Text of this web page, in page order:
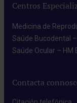
Centros
Medicina de
Saúde Bucodental
Saúde Ocular – HM
Contacta